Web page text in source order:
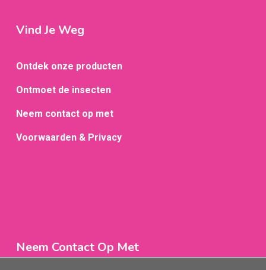
Vind Je Weg
Ontdek onze producten
Ontmoet de insecten
Neem contact op met
Voorwaarden & Privacy
Neem Contact Op Met